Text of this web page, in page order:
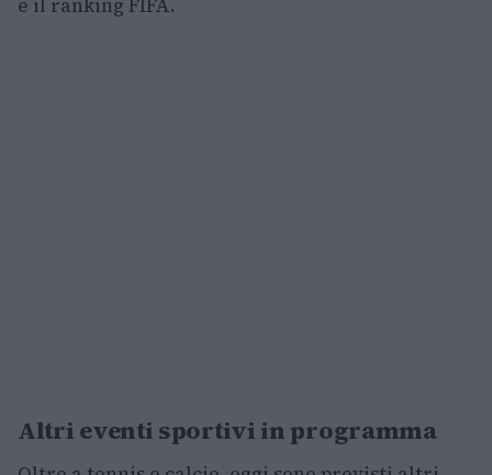
e il ranking FIFA.
Altri eventi sportivi in programma